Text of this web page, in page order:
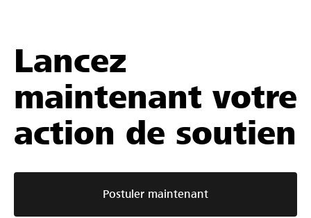
Lancez
maintenant votre
action de soutien
Postuler maintenant